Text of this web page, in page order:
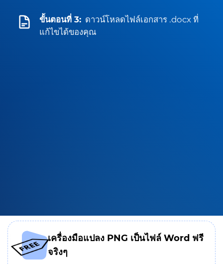
ขั้นตอนที่ 3: ดาวน์โหลดไฟล์เอกสาร .docx ที่
แก้ไขได้ของคุณ
เครื่องมือแปลง PNG เป็นไฟล์ Word ฟรี
จริงๆ